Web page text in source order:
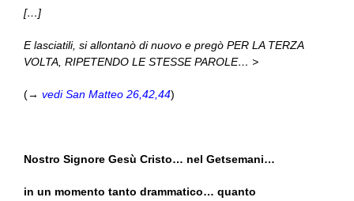
[…]
E lasciatili, si allontanò di nuovo e pregò PER LA TERZA
VOLTA, RIPETENDO LE STESSE PAROLE… >
(→ vedi San Matteo 26,42,44)
Nostro Signore Gesù Cristo… nel Getsemani…
in un momento tanto drammatico… quanto